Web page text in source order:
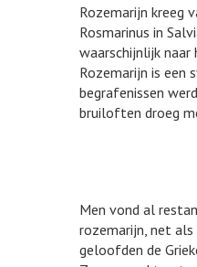
Rozemarijn kreeg
Rosmarinus in
waarschijnlijk
Rozemarijn is een
begrafenissen
bruiloften droeg
Men vond al
rozemarijn, net als
geloofden de